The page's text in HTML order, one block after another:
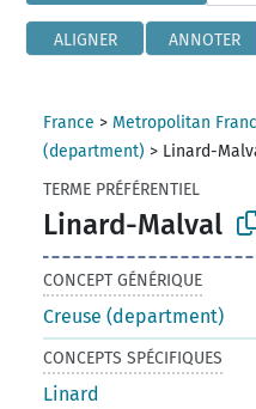
ALIGNER ANNOTER
France > Metropolitan
(department) > Linard-
TERME PRÉFÉRENTIEL
Linard-Malval
CONCEPT GÉNÉRIQUE
Creuse (department)
CONCEPTS SPÉCIFIQUES
Linard